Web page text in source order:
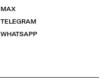
MAX
TELEGRAM
WHATSAPP